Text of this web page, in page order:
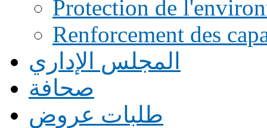
Protection de
Renforcement des
المجلس الإداري
صحافة
طلبات عروض